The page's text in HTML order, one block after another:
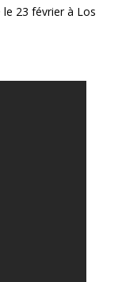
le 23 février à Los